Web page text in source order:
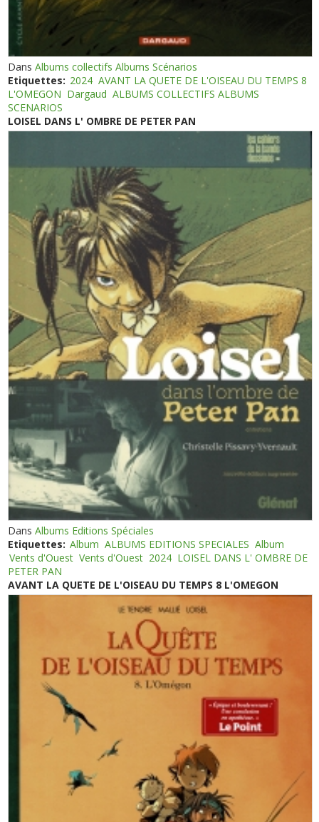
DansAlbums collectifs Albums Scénarios
Etiquettes: 2024 AVANT LA QUETE DE L'OISEAU DU TEMPS 8
L'OMEGON Dargaud ALBUMS COLLECTIFS ALBUMS
SCENARIOS
LOISEL DANS L' OMBRE DE PETER PAN
DansAlbums Editions Spéciales
Etiquettes: Album ALBUMS EDITIONS SPECIALES Album
Vents d'Ouest Vents d'Ouest 2024 LOISEL DANS L' OMBRE DE
PETER PAN
AVANT LA QUETE DE L'OISEAU DU TEMPS 8 L'OMEGON